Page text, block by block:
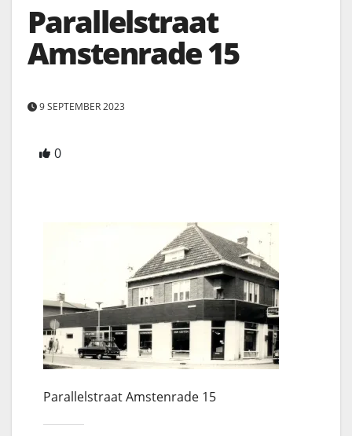
Parallelstraat
Amstenrade 15
9 SEPTEMBER 2023
0
Parallelstraat Amstenrade 15